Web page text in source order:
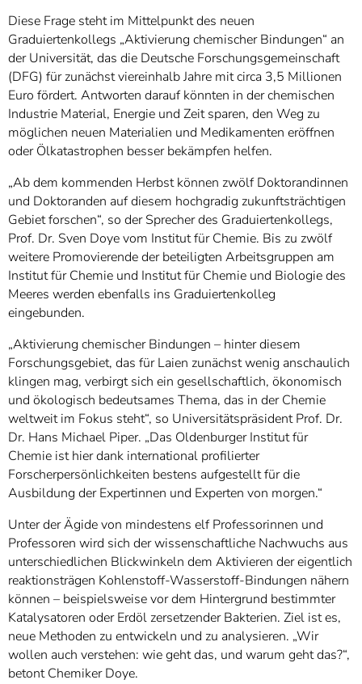
Diese Frage steht im Mittelpunkt des neuen
Graduiertenkollegs „Aktivierung chemischer Bindungen“ an
der Universität, das die Deutsche Forschungsgemeinschaft
(DFG) für zunächst viereinhalb Jahre mit circa 3,5 Millionen
Euro fördert. Antworten darauf könnten in der chemischen
Industrie Material, Energie und Zeit sparen, den Weg zu
möglichen neuen Materialien und Medikamenten eröffnen
oder Ölkatastrophen besser bekämpfen helfen.
„Ab dem kommenden Herbst können zwölf Doktorandinnen
und Doktoranden auf diesem hochgradig zukunftsträchtigen
Gebiet forschen“, so der Sprecher des Graduiertenkollegs,
Prof. Dr. Sven Doye vom Institut für Chemie. Bis zu zwölf
weitere Promovierende der beteiligten Arbeitsgruppen am
Institut für Chemie und Institut für Chemie und Biologie des
Meeres werden ebenfalls ins Graduiertenkolleg
eingebunden.
„Aktivierung chemischer Bindungen – hinter diesem
Forschungsgebiet, das für Laien zunächst wenig anschaulich
klingen mag, verbirgt sich ein gesellschaftlich, ökonomisch
und ökologisch bedeutsames Thema, das in der Chemie
weltweit im Fokus steht“, so Universitätspräsident Prof. Dr.
Dr. Hans Michael Piper. „Das Oldenburger Institut für
Chemie ist hier dank international profilierter
Forscherpersönlichkeiten bestens aufgestellt für die
Ausbildung der Expertinnen und Experten von morgen.“
Unter der Ägide von mindestens elf Professorinnen und
Professoren wird sich der wissenschaftliche Nachwuchs aus
unterschiedlichen Blickwinkeln dem Aktivieren der eigentlich
reaktionsträgen Kohlenstoff-Wasserstoff-Bindungen nähern
können – beispielsweise vor dem Hintergrund bestimmter
Katalysatoren oder Erdöl zersetzender Bakterien. Ziel ist es,
neue Methoden zu entwickeln und zu analysieren. „Wir
wollen auch verstehen: wie geht das, und warum geht das?“,
betont Chemiker Doye.